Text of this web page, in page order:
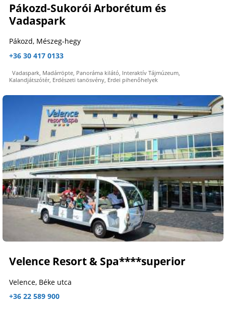
Pákozd-Sukorói Arborétum és
Vadaspark
Pákozd, Mészeg-hegy
+36 30 417 0133
Vadaspark, Madárröpte, Panoráma kilátó, Interaktív Tájmúzeum,
Kalandjátszótér, Erdészeti tanösvény, Erdei pihenőhelyek
Velence Resort & Spa****superior
Velence, Béke utca
+36 22 589 900